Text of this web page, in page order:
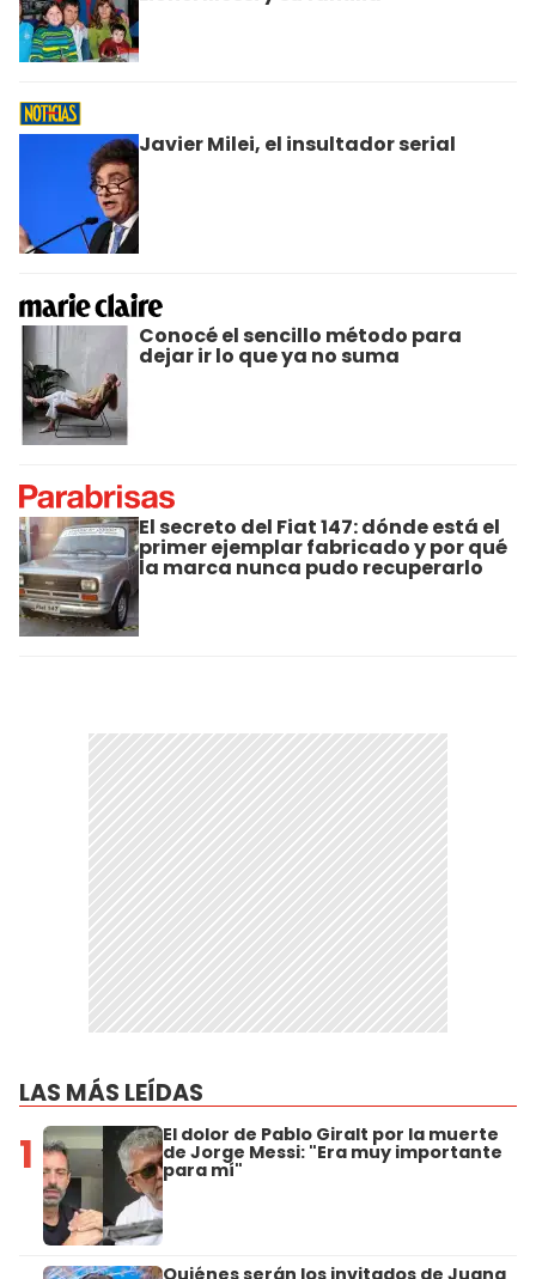
Javier Milei, el insultador serial
Conocé el sencillo método para
dejar ir lo que ya no suma
El secreto del Fiat 147: dónde está el
primer ejemplar fabricado y por qué
la marca nunca pudo recuperarlo
LAS MÁS LEÍDAS
1 El dolor de Pablo Giralt por la muerte
de Jorge Messi: "Era muy importante
para mí"